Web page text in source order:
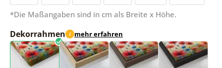
*Die Maßangaben sind in cm als Breite x Höhe.
Dekorrahmen i mehr erfahren